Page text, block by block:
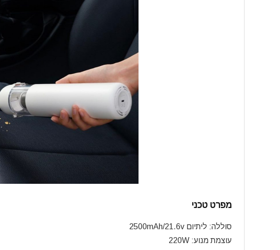
מפרט טכני
סוללה: ליתיום 2500mAh/21.6v
עוצמת מנוע: 220W